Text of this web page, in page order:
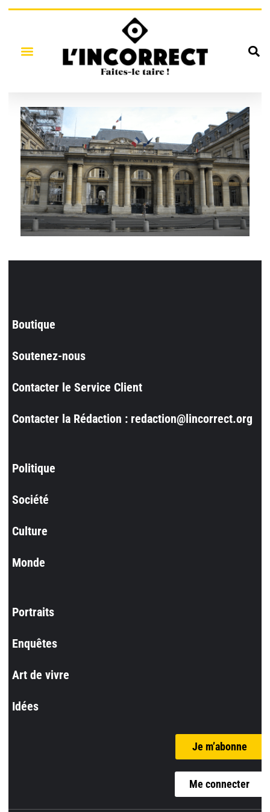
Boutique
Soutenez-nous
Contacter le Service Client
Contacter la Rédaction : redaction@lincorrect.org
Politique
Société
Culture
Monde
Portraits
Enquêtes
Art de vivre
Idées
Je m’abonne
Me connecter